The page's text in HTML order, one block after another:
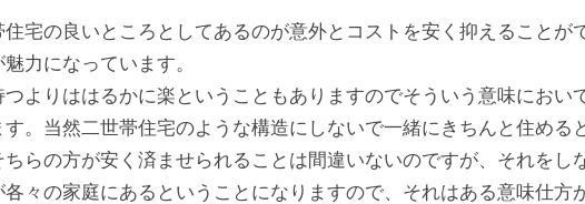
住宅の良いところとしてあるのが意外とコストを安く抑えることが
力になっています。
つよりははるかに楽ということもありますのでそういう意味におい
す。当然二世帯住宅のような構造にしないで一緒にきちんと住める
ちらの方が安く済ませられることは間違いないのですが、それをし
各々の家庭にあるということになりますので、それはある意味仕方